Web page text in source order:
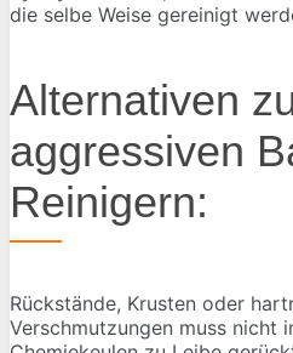
die selbe Weise gereinigt
Alternativen
aggressiven
Reinigern:
Rückstände, Krusten oder
Verschmutzungen muss nicht